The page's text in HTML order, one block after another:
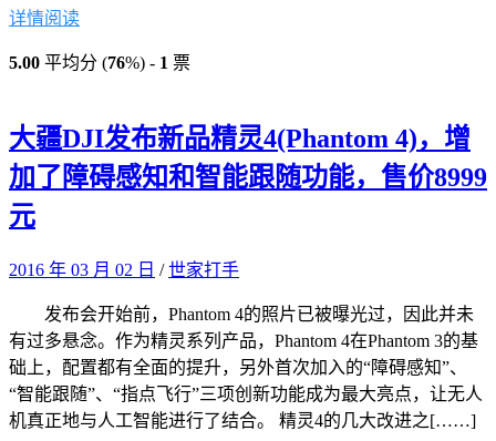
详情阅读
5.00 平均分 (76%) - 1 票
大疆DJI发布新品精灵4(Phantom 4)，增
加了障碍感知和智能跟随功能，售价8999
元
2016 年 03 月 02 日 /世家打手
发布会开始前，Phantom 4的照片已被曝光过，因此并未
有过多悬念。作为精灵系列产品，Phantom 4在Phantom 3的基
础上，配置都有全面的提升，另外首次加入的“障碍感知”、
“智能跟随”、“指点飞行”三项创新功能成为最大亮点，让无人
机真正地与人工智能进行了结合。 精灵4的几大改进之[……]